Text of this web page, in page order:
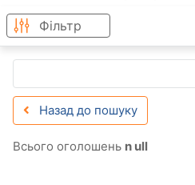
Фільтр
Назад до пошуку
Всього оголошень n ull